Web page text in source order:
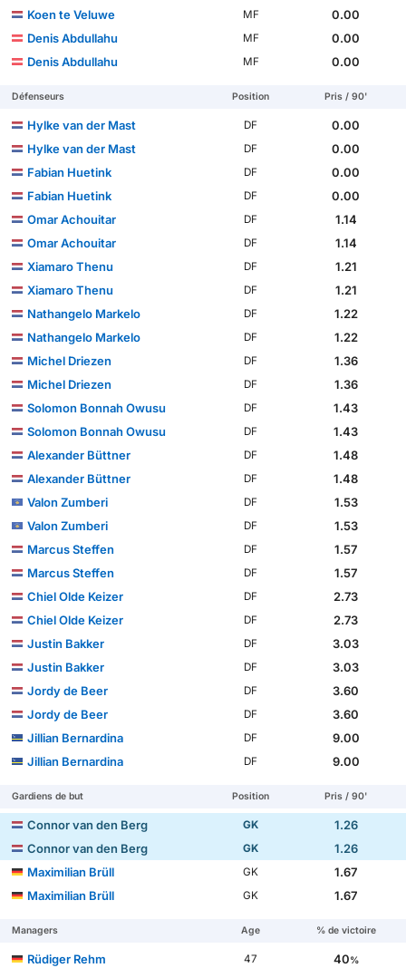
Koen te Veluwe
MF
0.00
Denis Abdullahu
MF
0.00
Denis Abdullahu
MF 0.00
Défenseurs Position Pris / 90'
Hylke van der Mast DF
0.00
Hylke van der Mast
DF
0.00
Fabian Huetink
DF
0.00
Fabian Huetink
DF
0.00
Omar Achouitar
DF
1.14
Omar Achouitar
DF
1.14
Xiamaro Thenu
DF
1.21
Xiamaro Thenu
DF
1.21
Nathangelo Markelo
DF
1.22
Nathangelo Markelo
DF
1.22
Michel Driezen
DF
1.36
Michel Driezen
DF
1.36
Solomon Bonnah Owusu
DF
1.43
Solomon Bonnah Owusu
DF
1.43
Alexander Büttner
DF
1.48
Alexander Büttner
DF
1.48
Valon Zumberi
DF
1.53
Valon Zumberi
DF
1.53
Marcus Steffen
DF
1.57
Marcus Steffen
DF
1.57
Chiel Olde Keizer
DF
2.73
Chiel Olde Keizer
DF
2.73
Justin Bakker
DF
3.03
Justin Bakker
DF
3.03
Jordy de Beer
DF
3.60
Jordy de Beer
DF
3.60
Jillian Bernardina
DF
9.00
Jillian Bernardina
DF 9.00
Gardiens de but Position Pris / 90'
Connor van den Berg GK
1.26
Connor van den Berg
GK
1.26
Maximilian Brüll
GK
1.67
Maximilian Brüll
GK 1.67
Managers Age % de victoire
Rüdiger Rehm 47 40%